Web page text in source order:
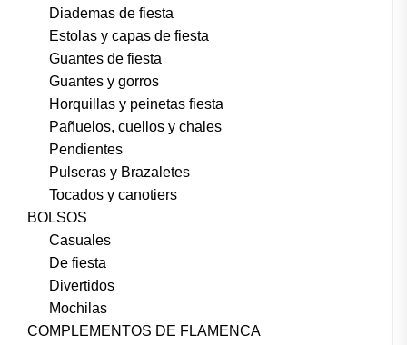
Diademas de fiesta
Estolas y capas de fiesta
Guantes de fiesta
Guantes y gorros
Horquillas y peinetas fiesta
Pañuelos, cuellos y chales
Pendientes
Pulseras y Brazaletes
Tocados y canotiers
BOLSOS
Casuales
De fiesta
Divertidos
Mochilas
COMPLEMENTOS DE FLAMENCA